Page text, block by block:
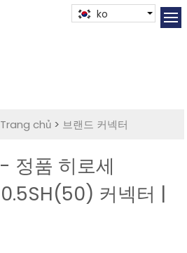
ko
Trang chủ > 브랜드 커넥터
정품 히로세
커넥터 |